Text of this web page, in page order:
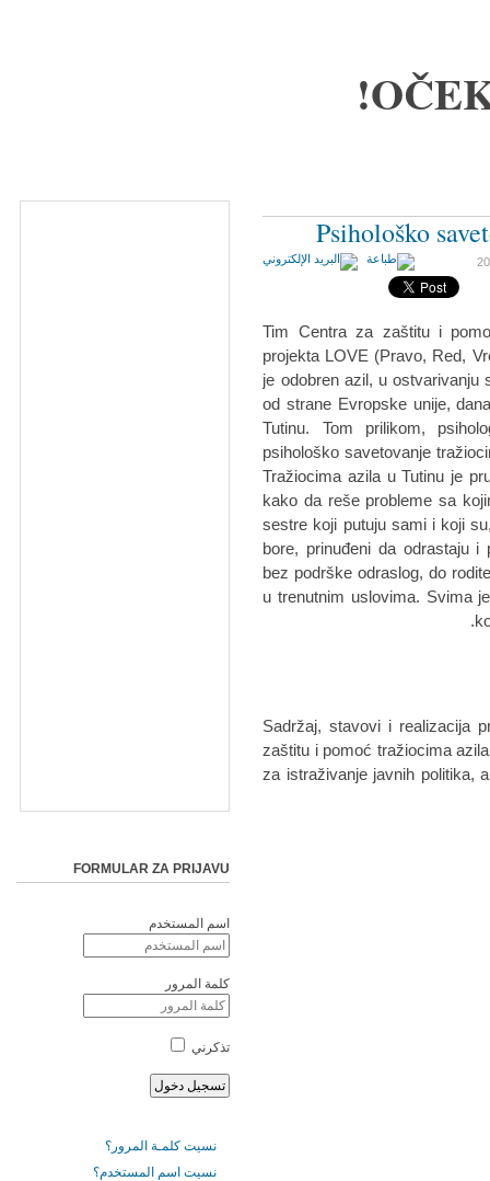
Psihološko
Tim Centra za zaštitu i
projekta LOVE (Pravo, Red,
je odobren azil, u ostvarivanju
od strane Evropske unije,
Tutinu. Tom prilikom,
psihološko savetovanje
Tražiocima azila u Tutinu je
kako da reše probleme sa
sestre koji putuju sami i koji
bore, prinuđeni da odrastaju
bez podrške odraslog, do
u trenutnim uslovima. Svima
Sadržaj, stavovi i realizacija
zaštitu i pomoć tražiocima
za istraživanje javnih politika,
FORMULAR ZA PRIJAVU
اسم المستخدم
كلمة المرور
تذكرني
نسيت كلمـة المرور؟
نسيت اسم المستخدم؟